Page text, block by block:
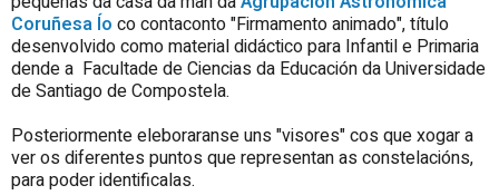
Coruñesa Ío co contaconto "Firmamento animado", título
desenvolvido como material didáctico para Infantil e Primaria
dende a Facultade de Ciencias da Educación da Universidade
de Santiago de Compostela.
Posteriormente eleboraranse uns "visores" cos que xogar a
ver os diferentes puntos que representan as constelacións,
para poder identificalas.